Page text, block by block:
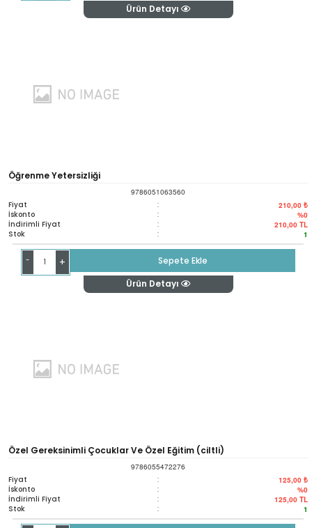
Ürün Detayı
Öğrenme Yetersizliği
9786051063560
Fiyat : 210,00 ₺
İskonto : %0
İndirimli Fiyat : 210,00 TL
Stok : 1
- +
Sepete Ekle
Ürün Detayı
Özel Gereksinimli Çocuklar Ve Özel Eğitim (ciltli)
9786055472276
Fiyat : 125,00 ₺
İskonto : %0
İndirimli Fiyat : 125,00 TL
Stok : 1